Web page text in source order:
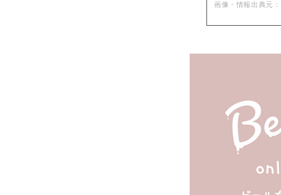
画像・情報出典元：